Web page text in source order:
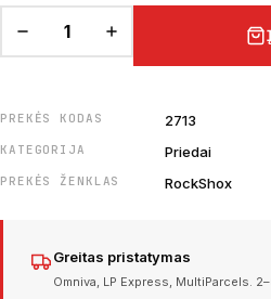
PREKĖS KODAS 2713
KATEGORIJA Priedai
PREKĖS ŽENKLAS RockShox
Greitas pristatymas
Omniva, LP Express, MultiParcels.